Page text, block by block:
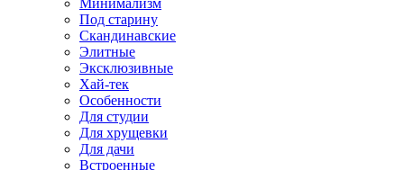
Минимализм
Под старину
Скандинавские
Элитные
Эксклюзивные
Хай-тек
Особенности
Для студии
Для хрущевки
Для дачи
Встроенные